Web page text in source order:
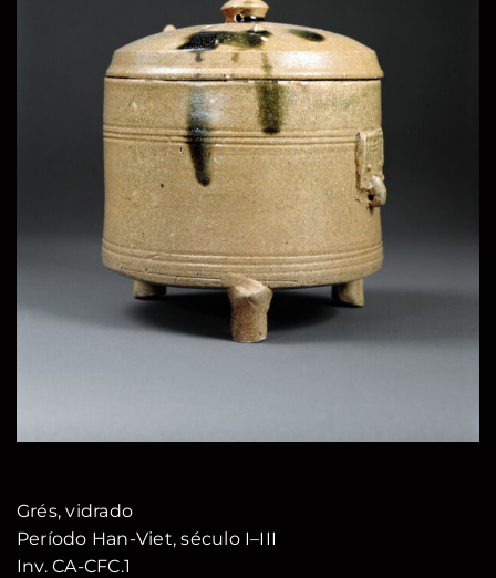
Grés, vidrado
Período Han-Viet, século I–III
Inv. CA-CFC.1